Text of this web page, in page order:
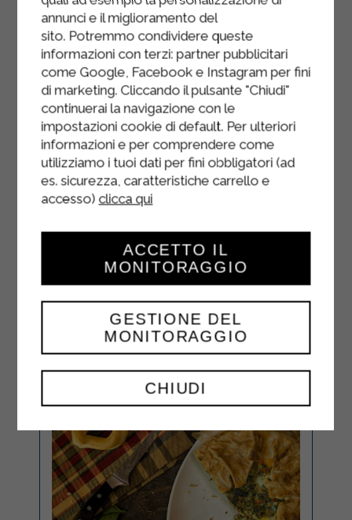
parsemez-en les pommes de terre.
Prenez un plat à four, arrosez-le
d'huile d'olive extra vierge et
disposez les pommes de terre
dessus.
Faites cuire les pommes de terre
farcies dans un four préchauffé à 180
degrés pendant environ 20 minutes,
jusqu'à ce qu'elles soient dorées.
Servez les pommes de terre farcies
bien chaudes !
annunci e il miglioramento del
sito. Potremmo condividere queste
informazioni con terzi: partner pubblicitari
come Google, Facebook e Instagram per fini
di marketing. Cliccando il pulsante "Chiudi"
continuerai la navigazione con le
impostazioni cookie di default. Per ulteriori
informazioni e per comprendere come
utilizziamo i tuoi dati per fini obbligatori (ad
es. sicurezza, caratteristiche carrello e
accesso) clicca qui
CHIUDI
GESTIONE DEL
MONITORAGGIO
ACCETTO IL
MONITORAGGIO